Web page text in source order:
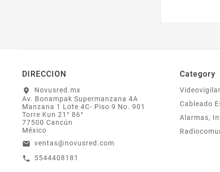
DIRECCION
location_on
Novusred.mx
Av. Bonampak Supermanzana 4A
Manzana 1 Lote 4C- Piso 9 No. 901
Torre Kun 21° 86°
77500 Cancún
México
email ventas@novusred.com
call 5544408181
Category
Cableado
Alarmas,